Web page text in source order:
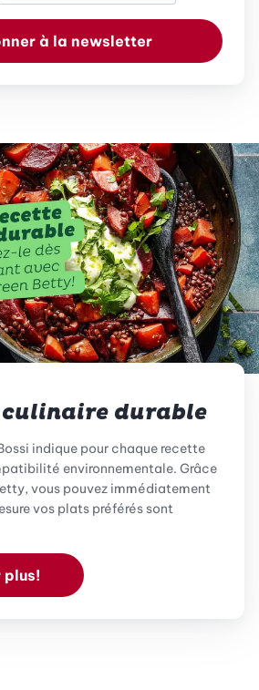
à la newsletter
durable
indique pour chaque recette
environnementale. Grâce
vous pouvez immédiatement
vos plats préférés sont
plus!